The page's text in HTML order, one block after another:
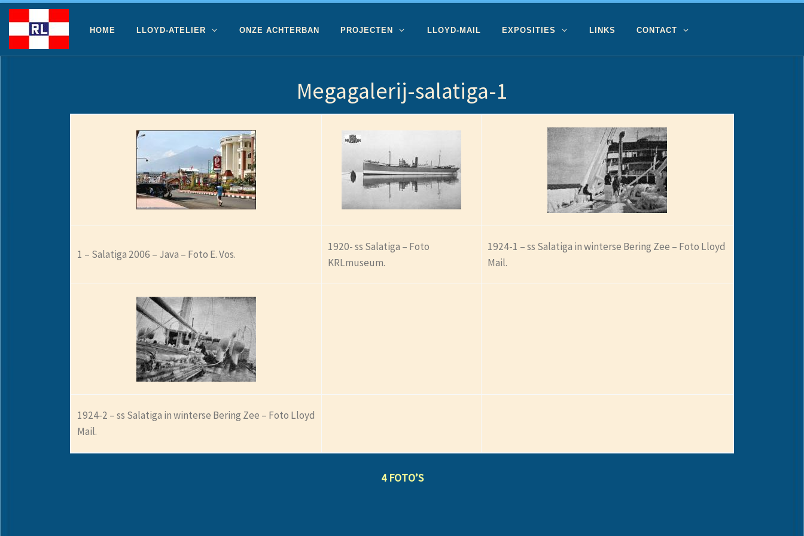
Ga naar inhoud
HOME LLOYD-ATELIER ONZE ACHTERBAN PROJECTEN LLOYD-MAIL EXPOSITIES LINKS CONTACT
Megagalerij-salatiga-1
1 – Salatiga 2006 – Java – Foto E. Vos.
1920- ss Salatiga – Foto
KRLmuseum.
1924-1 – ss Salatiga in winterse Bering Zee – Foto Lloyd
Mail.
1924-2 – ss Salatiga in winterse Bering Zee – Foto Lloyd
Mail.
4 FOTO’S